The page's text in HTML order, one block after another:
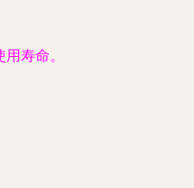
寿命。